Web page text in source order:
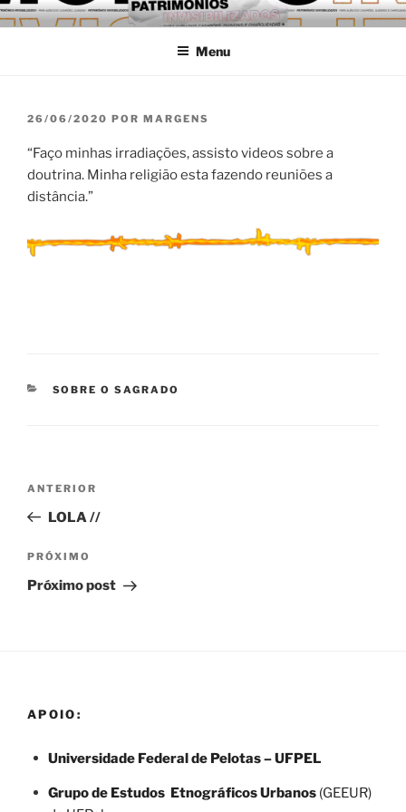
Pular
paraMARGENS: DIFERENTES
FORMAS DE HABITAR
Universidade Federal de Pelotas
Menu
PUBLICADO
26/06/2020 POR MARGENS
“Faço minhas irradiações, assisto videos sobre a
doutrina. Minha religião esta fazendo reuniões a
distância.”
CATEGORIAS
SOBRE O SAGRADO
Post
Post
anterior
ANTERIOR
LOLA //
Próximo
post
PRÓXIMO
Próximo post
APOIO:
Universidade Federal de Pelotas – UFPEL
Grupo de Estudos Etnográficos Urbanos(GEEUR)